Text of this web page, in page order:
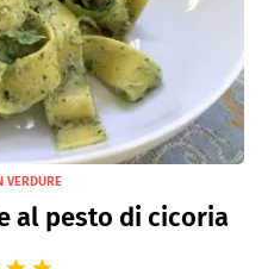
VERDURE
al pesto di cicoria